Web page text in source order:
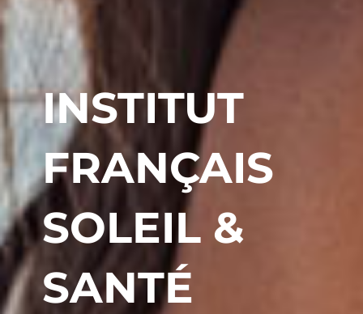
INSTITUT
FRANÇAIS
SOLEIL &
SANTÉ